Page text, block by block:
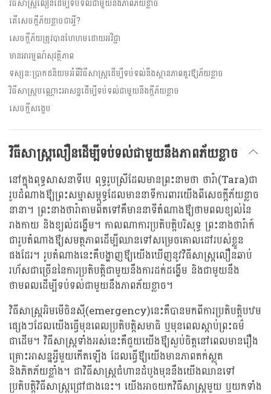
វិធីសាស្រ្តលឿនដើម្បីទប់ទល់ជាមួយនឹងភាពភ័យខ្លាច
តើសេចក្តីភ័យខ្លាចជាអ្វី?
សេចក្តីភ័យត្រូវបានហែហមដោយអវិជ្ជា
មានអារម្មណ៍សុវត្ថិភាព
ទស្សនៈប្រាកដនិយមអំពីវិធីសាស្រ្តដើម្បីទប់ទល់នឹងស្ថានភាពគួរឳ្យភ័យខ្លាច
វិធីសាស្រ្តបណ្ណោះអាសន្នដើម្បីទប់ទល់ជាមួយនឹងក្តីភ័យខ្លាច
សេចក្តីសង្ខេប
វិធីសាស្រ្តលឿនដើម្បីទប់ទល់ជាមួយនឹងភាពភ័យខ្លាច
នៅក្នុងពុទ្ធសាសនាទីបេ ពុទ្ធរូបស្រីដែលមានព្រះនាមថា ថារ៉ា(Tara)ជា
រូបដំណាងឳ្យព្រះសម្មាសម្ពុទ្ធដែលមាននាទីការពារយើងពីសេចក្តីភ័យខ្លាច
នានា។ ព្រះនាងថារ៉ាតាមពិតទៅគឺមាននាទីតំណាងឳ្យថាមពលខ្យល់នៃ
រាងកាយ និងខ្យល់ដង្ហើម។ កាលណាការប្រតិបត្តិបរិសុទ្ធ ព្រះនាងថារ៉ាក៍
ជារូបតំណាងឳ្យសមត្ថភាពដើម្បីឈានទៅសម្រេចគោលដៅរបស់ខ្លួន
ផងដែរ។ រូបតំណាងនេះគឺបង្ហាញឳ្យយើងឃើញនូវវិធីសាស្រ្តលឿនឆាប់
រហ័សជាច្រើននៃការប្រតិបត្តិជាមួយនឹងការដក់ដង្ហើម និងជាមួយនឹង
ថាមពលដើម្បីទប់ទល់ជាមួយនឹងភាពភ័យខ្លាច។
វិធីសាស្រ្តអិមមើចិនស៊ី(emergency)នេះគឺបានមកពីការប្រតិបត្តិបឋម
ផ្សេងៗដែលយើងធ្វើមុនពេលប្រតិបត្តិសមាធិ ឬមុនពេលស្តាប់ព្រះធម៌
ជាដើម។ វិធីសាស្រ្តទាំងអស់នេះគឺជួយយើងឳ្យស្ងប់ចិត្តនៅពេលមានរឿង
គ្រោះអាសន្នអ្វីមួយកើតឡើង ដែលធ្វើឳ្យយើងមានភាពតក់ស្លុត
និងភិតភ័យខ្លាំង។ ជាវិធីសាស្រ្តជំហានដំបូងមុននឹងយើងឈានទៅ
ប្រតិបត្តិវិធីសាស្រ្តជ្រៅជាងនេះ។ យើងអាចយកវិធីសាស្រ្តមួយ ឬយកទាំង